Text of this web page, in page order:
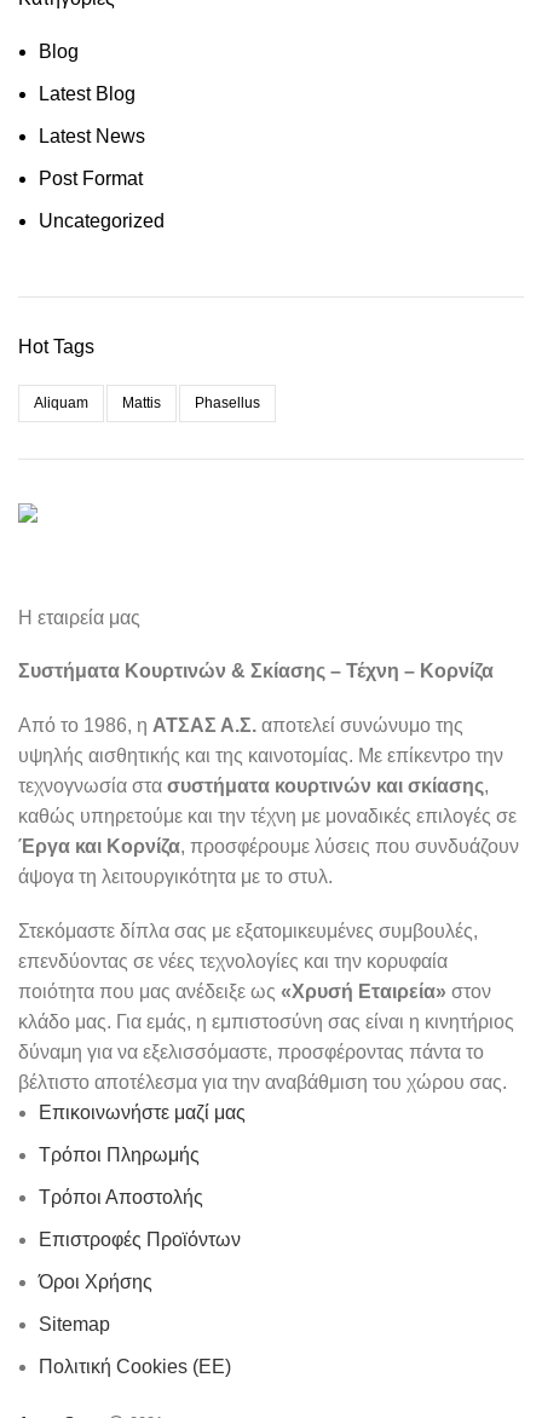
Blog
Latest Blog
Latest News
Post Format
Uncategorized
Hot Tags
Aliquam Mattis Phasellus
Η εταιρεία μας
Συστήματα Κουρτινών & Σκίασης – Τέχνη – Κορνίζα
Από το 1986, η ΑΤΣΑΣ Α.Σ. αποτελεί συνώνυμο της
υψηλής αισθητικής και της καινοτομίας. Με επίκεντρο την
τεχνογνωσία στα συστήματα κουρτινών και σκίασης,
καθώς υπηρετούμε και την τέχνη με μοναδικές επιλογές σε
Έργα και Κορνίζα, προσφέρουμε λύσεις που συνδυάζουν
άψογα τη λειτουργικότητα με το στυλ.
Στεκόμαστε δίπλα σας με εξατομικευμένες συμβουλές,
επενδύοντας σε νέες τεχνολογίες και την κορυφαία
ποιότητα που μας ανέδειξε ως «Χρυσή Εταιρεία» στον
κλάδο μας. Για εμάς, η εμπιστοσύνη σας είναι η κινητήριος
δύναμη για να εξελισσόμαστε, προσφέροντας πάντα το
βέλτιστο αποτέλεσμα για την αναβάθμιση του χώρου σας.
Επικοινωνήστε μαζί μας
Τρόποι Πληρωμής
Τρόποι Αποστολής
Επιστροφές Προϊόντων
Όροι Χρήσης
Sitemap
Πολιτική Cookies (ΕΕ)